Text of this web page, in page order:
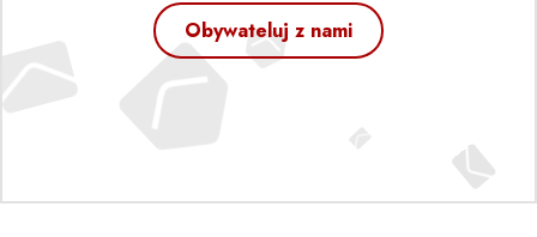
Obywateluj z nami